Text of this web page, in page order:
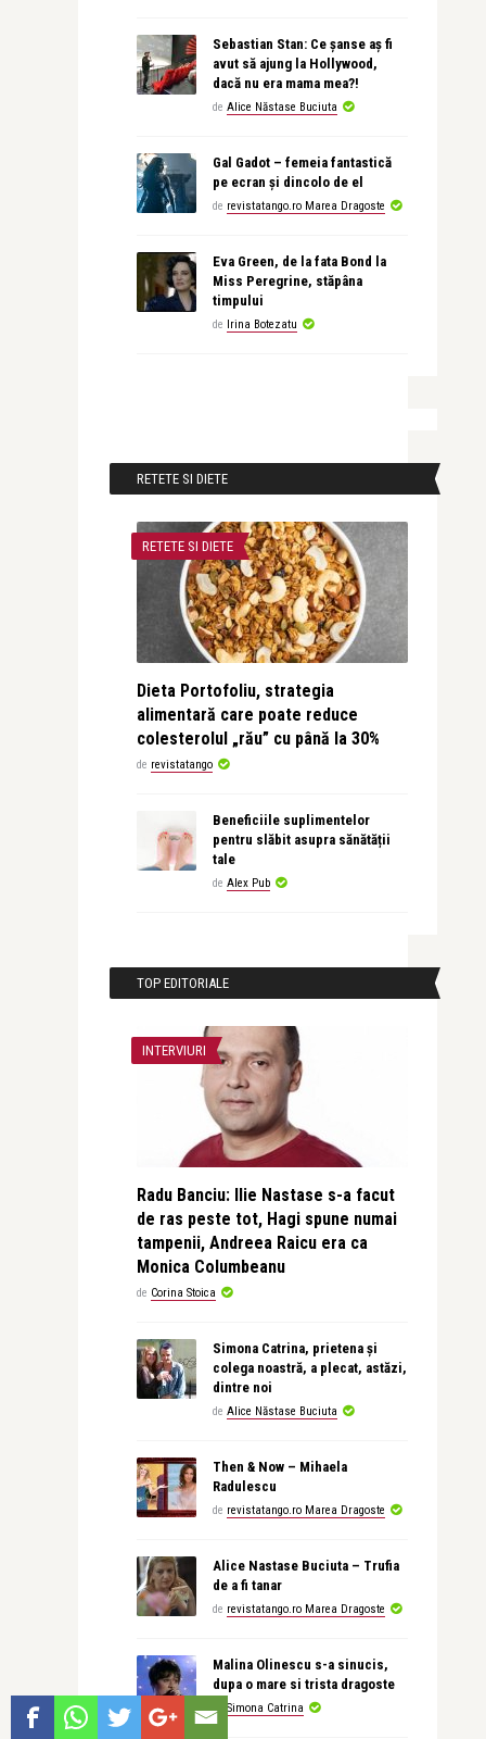
Sebastian Stan: Ce șanse aș fi
avut să ajung la Hollywood,
dacă nu era mama mea?!
de Alice Năstase Buciuta
Gal Gadot – femeia fantastică
pe ecran și dincolo de el
de revistatango.ro Marea Dragoste
Eva Green, de la fata Bond la
Miss Peregrine, stăpâna
timpului
de Irina Botezatu
RETETE SI DIETE
RETETE SI DIETE
Dieta Portofoliu, strategia
alimentară care poate reduce
colesterolul „rău” cu până la 30%
de revistatango
Beneficiile suplimentelor
pentru slăbit asupra sănătății
tale
de Alex Pub
TOP EDITORIALE
INTERVIURI
Radu Banciu: Ilie Nastase s-a facut
de ras peste tot, Hagi spune numai
tampenii, Andreea Raicu era ca
Monica Columbeanu
de Corina Stoica
Simona Catrina, prietena și
colega noastră, a plecat, astăzi,
dintre noi
de Alice Năstase Buciuta
Then & Now – Mihaela
Radulescu
de revistatango.ro Marea Dragoste
Alice Nastase Buciuta – Trufia
de a fi tanar
de revistatango.ro Marea Dragoste
Malina Olinescu s-a sinucis,
dupa o mare si trista dragoste
de Simona Catrina